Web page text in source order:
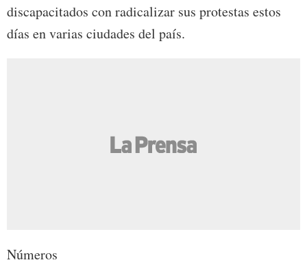
discapacitados con radicalizar sus protestas estos
días en varias ciudades del país.
Números